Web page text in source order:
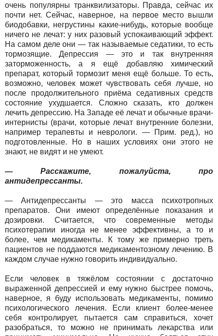
очень популярны транквилизаторы. Правда, сейчас их
почти нет. Сейчас, наверное, на первое место вышли
биодобавки, негрустины какие-нибудь, которые вообще
ничего не лечат: у них разовый успокаивающий эффект.
На самом деле они — так называемые седатики, то есть
тормозящие. Депрессия — это и так внутренняя
заторможенность, а я ещё добавляю химический
препарат, который тормозит меня ещё больше. То есть,
возможно, человек может чувствовать себя лучше, но
после продолжительного приёма седативных средств
состояние ухудшается. Сложно сказать, кто должен
лечить депрессию. На Западе её лечат и обычные врачи-
интернисты (врачи, которые лечат внутренние болезни,
например терапевты и неврологи. — Прим. ред.), но
подготовленные. Но в наших условиях они этого не
знают, не видят и не умеют.
— Расскажите, пожалуйста, про
антидепрессанты.
— Антидепрессанты — это масса психотропных
препаратов. Они имеют определённые показания и
дозировки. Считается, что современные методы
психотерапии иногда не менее эффективны, а то и
более, чем медикаменты. К тому же примерно треть
пациентов не поддаются медикаментозному лечению. В
каждом случае нужно говорить индивидуально.
Если человек в тяжёлом состоянии с достаточно
выраженной депрессией и ему нужно быстрее помочь,
наверное, я буду использовать медикаменты, помимо
психологического лечения. Если клиент более-менее
себя контролирует, пытается сам справиться, хочет
разобраться, то можно не принимать лекарства или